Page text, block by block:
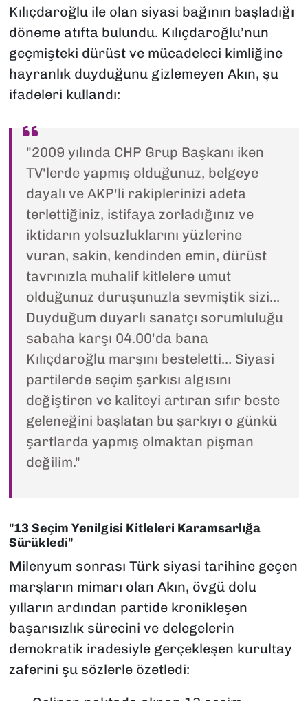
Kılıçdaroğlu ile olan siyasi bağının başladığı
döneme atıfta bulundu. Kılıçdaroğlu’nun
geçmişteki dürüst ve mücadeleci kimliğine
hayranlık duyduğunu gizlemeyen Akın, şu
ifadeleri kullandı:
"2009 yılında CHP Grup Başkanı iken
TV'lerde yapmış olduğunuz, belgeye
dayalı ve AKP'li rakiplerinizi adeta
terlettiğiniz, istifaya zorladığınız ve
iktidarın yolsuzluklarını yüzlerine
vuran, sakin, kendinden emin, dürüst
tavrınızla muhalif kitlelere umut
olduğunuz duruşunuzla sevmiştik sizi…
Duyduğum duyarlı sanatçı sorumluluğu
sabaha karşı 04.00'da bana
Kılıçdaroğlu marşını besteletti… Siyasi
partilerde seçim şarkısı algısını
değiştiren ve kaliteyi artıran sıfır beste
geleneğini başlatan bu şarkıyı o günkü
şartlarda yapmış olmaktan pişman
değilim."
"13 Seçim Yenilgisi Kitleleri Karamsarlığa
Sürükledi"
Milenyum sonrası Türk siyasi tarihine geçen
marşların mimarı olan Akın, övgü dolu
yılların ardından partide kronikleşen
başarısızlık sürecini ve delegelerin
demokratik iradesiyle gerçekleşen kurultay
zaferini şu sözlerle özetledi: